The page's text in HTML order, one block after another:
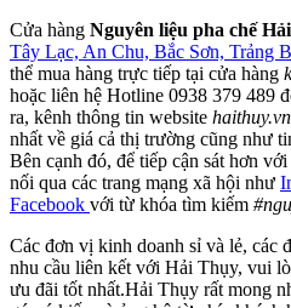
Cửa hàng Nguyên liệu pha chế
Tây Lạc, An Chu, Bắc Sơn, Trảng
thể mua hàng trực tiếp tại cửa hàng
hoặc liên hệ Hotline 0938 379 489
ra, kênh thông tin website haithuy.vn
nhất về giá cả thị trường cũng như
Bên cạnh đó, để tiếp cận sát hơn
nối qua các trang mạng xã hội như
Facebook với từ khóa tìm kiếm
Các đơn vị kinh doanh sỉ và lẻ, các
nhu cầu liên kết với Hải Thụy, vui
ưu đãi tốt nhất.Hải Thụy rất mong